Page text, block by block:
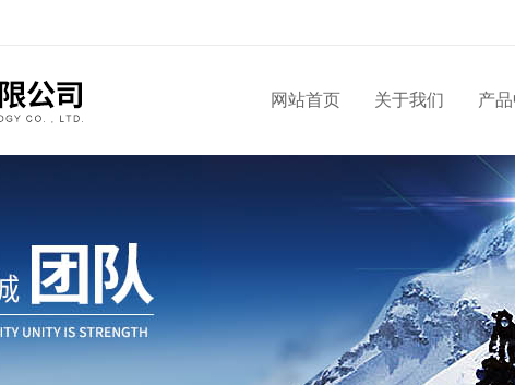
网站首页 关于我们 产